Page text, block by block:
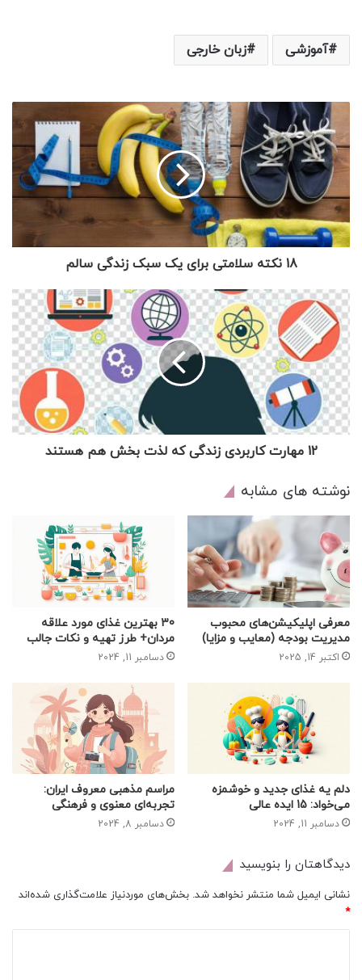
آموزشی زبان خارجی
18 نکته سلامتی برای یک سبک زندگی سالم
12 مهارت کاربردی زندگی که لذت بخش هم هستند
نوشته های مشابه
معرفی اپلیکیشن‌های محبوب
مدیریت بودجه (معایب و مزایا)
اکتبر 14, 2025
30 بهترین غذای مورد علاقه
مردان+ طرز تهیه و نکات جالب
دسامبر 11, 2024
دلم یه غذای جدید و خوشمزه
می‌خواد: 15 ایده عالی
دسامبر 11, 2024
مراسم مذهبی معروف ایران:
تجربه‌ای معنوی و فرهنگی
دسامبر 8, 2024
دیدگاهتان را بنویسید
نشانی ایمیل شما منتشر نخواهد شد. بخش‌های موردنیاز علامت‌گذاری شده‌اند
*